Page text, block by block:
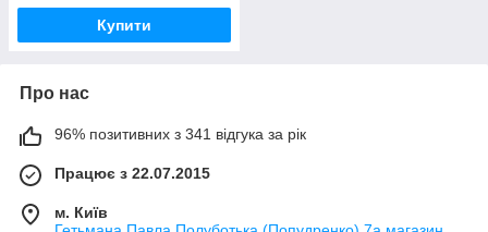
Купити
Про нас
96% позитивних з 341 відгука за рік
Працює з 22.07.2015
м. Київ